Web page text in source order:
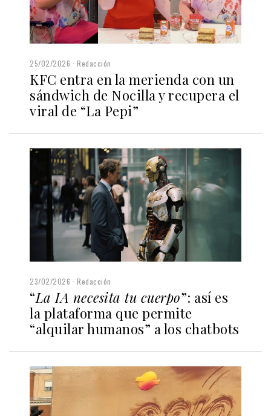
25/02/2026 Redacción
KFC entra en la merienda con un
sándwich de Nocilla y recupera el
viral de “La Pepi”
23/02/2026 Redacción
“La IA necesita tu cuerpo”: así es
la plataforma que permite
“alquilar humanos” a los chatbots